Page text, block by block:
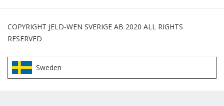
COPYRIGHT JELD-WEN SVERIGE AB 2020 ALL RIGHTS
RESERVED
Sweden